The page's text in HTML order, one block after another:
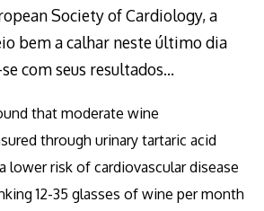
Society of Cardiology, a
bem a calhar neste último dia
com seus resultados…
that moderate wine
through urinary tartaric acid
lower risk of cardiovascular disease
12-35 glasses of wine per month